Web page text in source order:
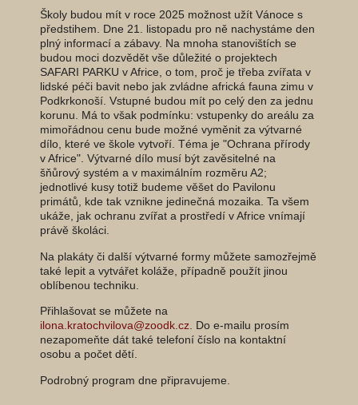
Školy budou mít v roce 2025 možnost užít Vánoce s
předstihem. Dne 21. listopadu pro ně nachystáme den
plný informací a zábavy. Na mnoha stanovištích se
budou moci dozvědět vše důležité o projektech
SAFARI PARKU v Africe, o tom, proč je třeba zvířata v
lidské péči bavit nebo jak zvládne africká fauna zimu v
Podkrkonoší. Vstupné budou mít po celý den za jednu
korunu. Má to však podmínku: vstupenky do areálu za
mimořádnou cenu bude možné vyměnit za výtvarné
dílo, které ve škole vytvoří. Téma je "Ochrana přírody
v Africe". Výtvarné dílo musí být zavěsitelné na
šňůrový systém a v maximálním rozměru A2;
jednotlivé kusy totiž budeme věšet do Pavilonu
primátů, kde tak vznikne jedinečná mozaika. Ta všem
ukáže, jak ochranu zvířat a prostředí v Africe vnímají
právě školáci.
Na plakáty či další výtvarné formy můžete samozřejmě
také lepit a vytvářet koláže, případně použít jinou
oblíbenou techniku.
Přihlašovat se můžete na
ilona.kratochvilova@zoodk.cz . Do e-mailu prosím
nezapomeňte dát také telefoní číslo na kontaktní
osobu a počet dětí.
Podrobný program dne připravujeme.